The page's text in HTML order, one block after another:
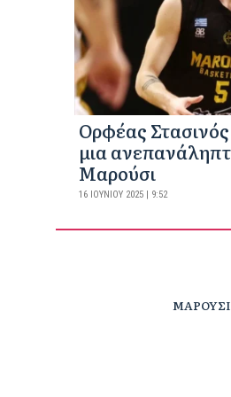
Ορφέας
μια
Μαρούσι
16 ΙΟΥΝΊΟΥ 2025 | 9:52